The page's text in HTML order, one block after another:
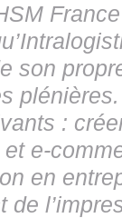
son
:
e-
en
de